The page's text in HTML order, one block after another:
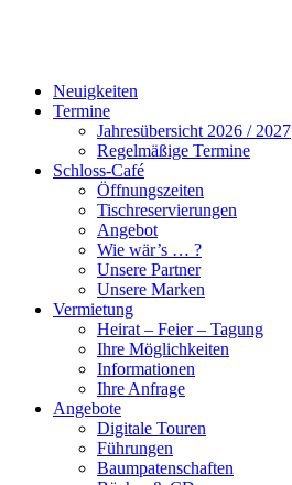
Neuigkeiten
Termine
Jahresübersicht 2026 / 2027
Regelmäßige Termine
Schloss-Café
Öffnungszeiten
Tischreservierungen
Angebot
Wie wär’s … ?
Unsere Partner
Unsere Marken
Vermietung
Heirat – Feier – Tagung
Ihre Möglichkeiten
Informationen
Ihre Anfrage
Angebote
Digitale Touren
Führungen
Baumpatenschaften